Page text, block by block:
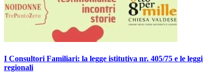
I Consultori Familiari: la legge istitutiva nr. 405/75 e le leggi
regionali